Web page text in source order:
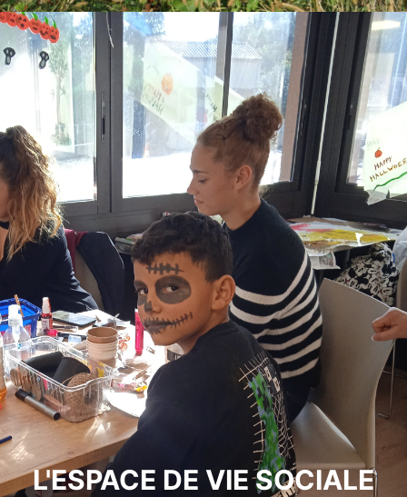
L'ESPACE DE VIE SOCIALE